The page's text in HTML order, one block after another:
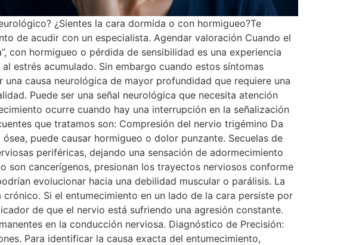
¿Sientes la cara dormida o con hormigueo?Te
de acudir con un especialista. Agendar valoración Cuando el
con hormigueo o pérdida de sensibilidad es una experiencia
estrés acumulado. Sin embargo cuando estos síntomas
causa neurológica de mayor profundidad que requiere una
Puede ser una señal neurológica que necesita atención
ocurre cuando hay una interrupción en la señalización
que tratamos son: Compresión del nervio trigémino Da
puede causar hormigueo o dolor punzante. Secuelas de
periféricas, dejando una sensación de adormecimiento
son cancerígenos, presionan los trayectos nerviosos conforme
evolucionar hacia una debilidad muscular o parálisis. La
Si el entumecimiento en un lado de la cara persiste por
de que el nervio está sufriendo una agresión constante.
en la conducción nerviosa. Diagnóstico de Precisión:
Para identificar la causa exacta del entumecimiento,